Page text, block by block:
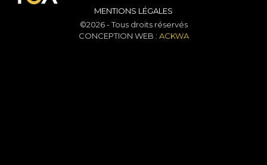
MENTIONS LÉGALES
©2026 - Tous droits réservés
CONCEPTION WEB : ACKWA